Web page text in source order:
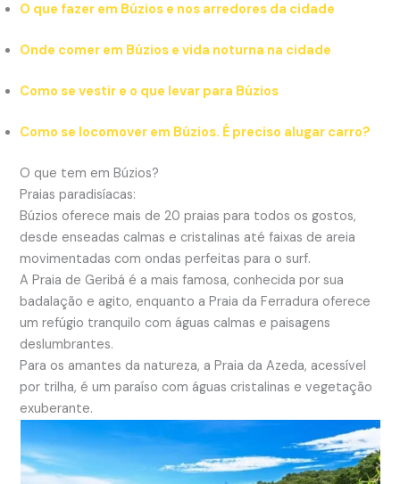
O que fazer em Búzios e nos arredores da cidade
Onde comer em Búzios e vida noturna na cidade
Como se vestir e o que levar para Búzios
Como se locomover em Búzios. É preciso alugar carro?
O que tem em Búzios?
Praias paradisíacas:
Búzios oferece mais de 20 praias para todos os gostos,
desde enseadas calmas e cristalinas até faixas de areia
movimentadas com ondas perfeitas para o surf.
A Praia de Geribá é a mais famosa, conhecida por sua
badalação e agito, enquanto a Praia da Ferradura oferece
um refúgio tranquilo com águas calmas e paisagens
deslumbrantes.
Para os amantes da natureza, a Praia da Azeda, acessível
por trilha, é um paraíso com águas cristalinas e vegetação
exuberante.